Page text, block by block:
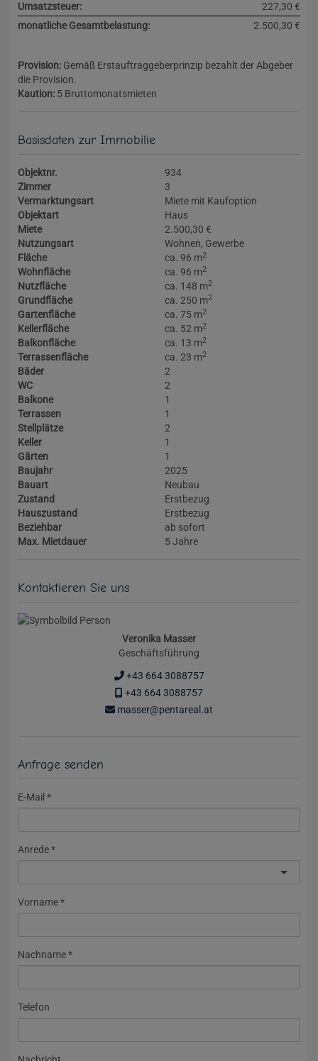
Umsatzsteuer:
227,30 €
monatliche Gesamtbelastung:
2.500,30 €
Provision: Gemäß Erstauftraggeberprinzip bezahlt der Abgeber
die Provision.
Kaution: 5 Bruttomonatsmieten
Basisdaten zur Immobilie
Objektnr.
934
Zimmer
3
Vermarktungsart
Miete mit Kaufoption
Objektart
Haus
Miete
2.500,30 €
Nutzungsart
Wohnen Gewerbe
Fläche
ca. 96 m2
Wohnfläche ca. 96 m2
Nutzfläche ca. 148 m2
Grundfläche ca. 250 m2
Gartenfläche ca. 75 m2
Kellerfläche ca. 52 m2
Balkonfläche ca. 13 m2
Terrassenfläche ca. 23 m2
Bäder
2
WC
2
Balkone
1
Terrassen
1
Stellplätze
2
Keller
1
Gärten
1
Baujahr
2025
Bauart
Neubau
Zustand
Erstbezug
Hauszustand
Erstbezug
Beziehbar
ab sofort
Max. Mietdauer
5 Jahre
Kontaktieren Sie uns
Veronika Masser
Geschäftsführung
+43 664 3088757
+43 664 3088757
masser@pentareal.at
Anfrage senden
E-Mail
Anrede
Vorname
Nachname
Telefon